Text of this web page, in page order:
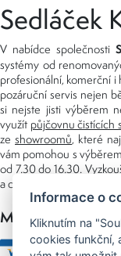
Sedláček
V nabídce společnosti
systémy od
profesionální, komerční i
pozáruční servis nejen
si nejste jisti výběrem
využít půjčovnu čistících
ze showroomů, které
vám pomohou s
od 7.30 do 16.30.
a dobře poslouží nejen
Možnosti platby
Informace o
Kliknutím na
cookies funkční,